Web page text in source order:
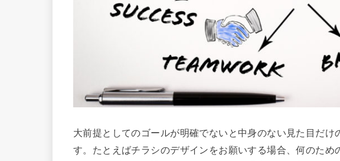
大前提としてのゴールが明確でないと中身のない見た目だけ
す。たとえばチラシのデザインをお願いする場合、何のため